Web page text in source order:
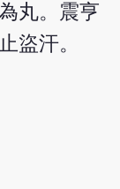
丸。震亨
盜汗。